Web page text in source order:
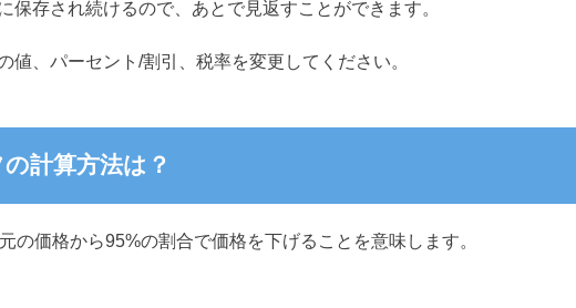
保存され続けるので、あとで見返すことができます。
値、パーセント/割引、税率を変更してください。
計算方法は？
の価格から95%の割合で価格を下げることを意味します。